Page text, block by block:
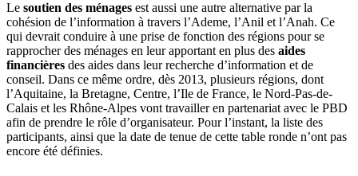
Le soutien des ménages est aussi une autre alternative par la
cohésion de l’information à travers l’Ademe, l’Anil et l’Anah. Ce
qui devrait conduire à une prise de fonction des régions pour se
rapprocher des ménages en leur apportant en plus des aides
financières des aides dans leur recherche d’information et de
conseil. Dans ce même ordre, dès 2013, plusieurs régions, dont
l’Aquitaine, la Bretagne, Centre, l’Ile de France, le Nord-Pas-de-
Calais et les Rhône-Alpes vont travailler en partenariat avec le PBD
afin de prendre le rôle d’organisateur. Pour l’instant, la liste des
participants, ainsi que la date de tenue de cette table ronde n’ont pas
encore été définies.